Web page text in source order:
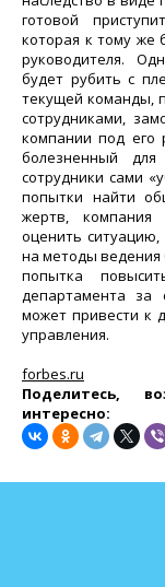
готовой
которая к тому же
руководителя.
будет рубить с
текущей команды,
сотрудниками,
компании под его
болезненный
сотрудники сами
попытки найти
жертв, компания
оценить ситуацию,
на методы ведения
попытка
департамента за
может привести к
управления.
forbes.ru
Поделитесь,
интересно: